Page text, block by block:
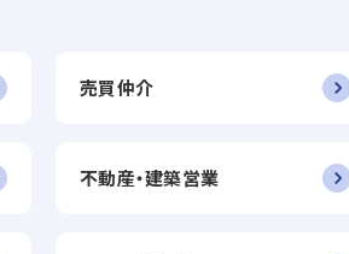
売買仲介
不動産・建築営業